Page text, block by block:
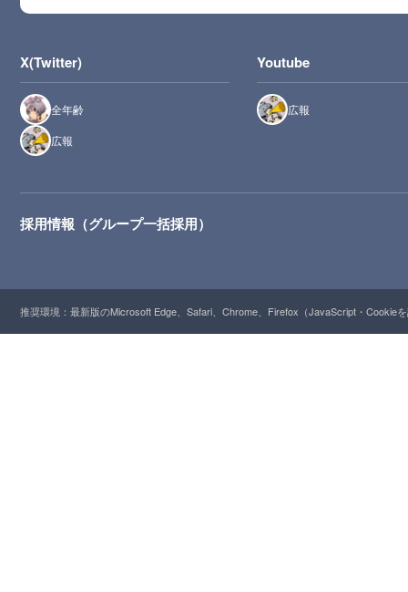
X(Twitter)
全年齢
広報
Youtube
広報
採用情報（グループ一括採用）
推奨環境：最新版のMicrosoft Edge、Safari、Chrome、Firefox（JavaScript・Cookie